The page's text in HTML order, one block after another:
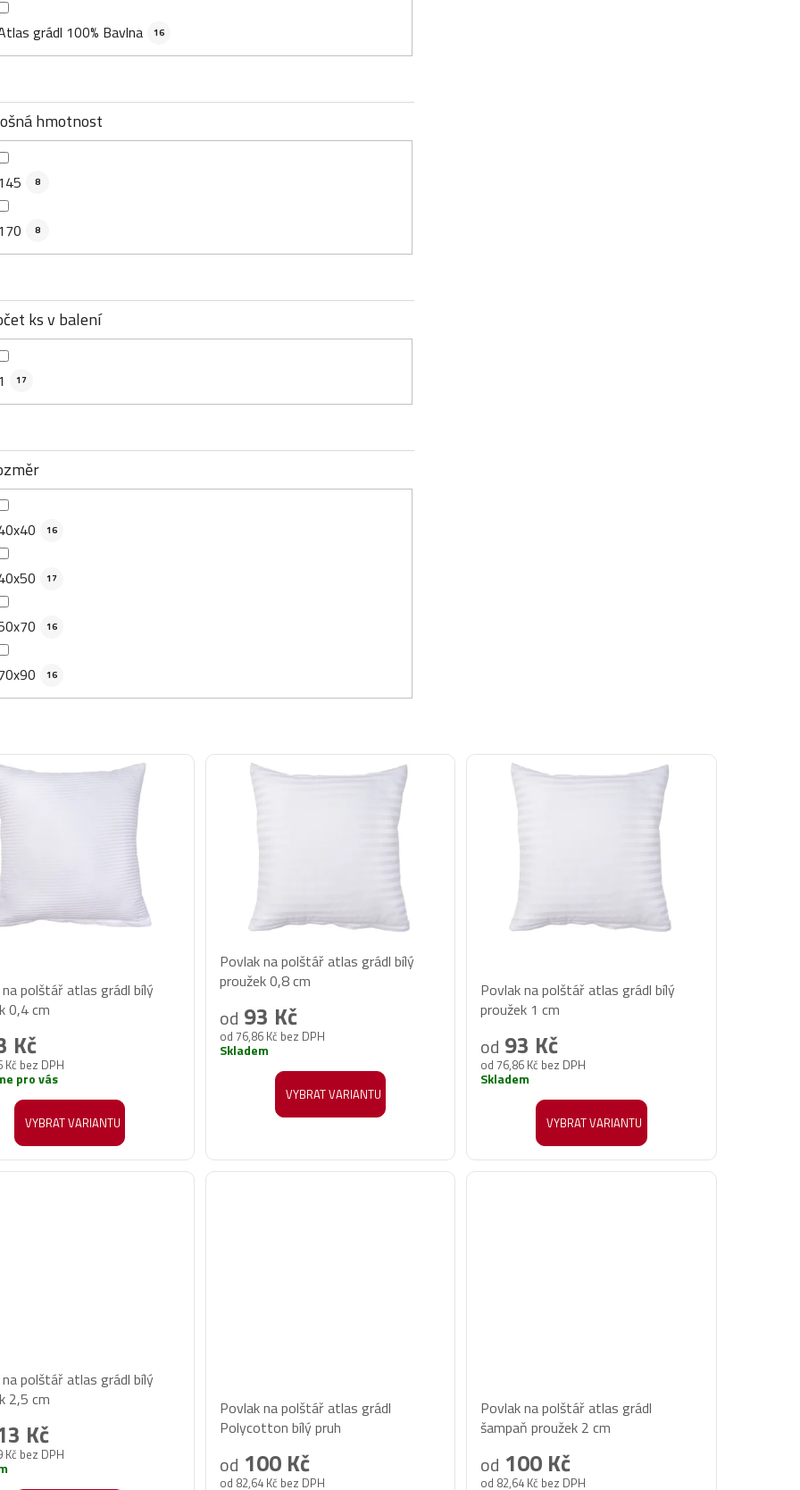
grádl 100% Bavlna 16
hmotnost
8
8
ks v balení
17
16
17
16
16
polštář atlas grádl bílý
0,4 cm
Kč bez DPH
Kč
pro vás
VYBRAT VARIANTU
Povlak na polštář atlas grádl bílý
proužek 0,8 cm
od 76,86 Kč bez DPH
od 93 Kč
Skladem
VYBRAT VARIANTU
hodnocení
produktu
je
5,0
hvězdiček.
Povlak na polštář atlas grádl bílý
proužek 1 cm
od 76,86 Kč bez DPH
od 93 Kč
Skladem
VYBRAT VARIANTU
polštář atlas grádl bílý
2,5 cm
Kč bez DPH
Kč
hodnocení
produktu
je
Povlak na polštář atlas grádl
Polycotton bílý pruh
od 82,64 Kč bez DPH
od 100 Kč
hodnocení
produktu
je
Povlak na polštář atlas grádl
šampaň proužek 2 cm
od 82,64 Kč bez DPH
od 100 Kč